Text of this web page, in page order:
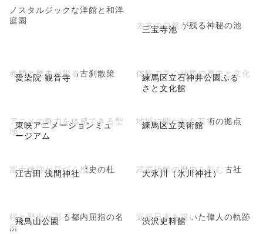
ノスタルジックな洋館と和洋
庭園
三宝寺池
太古の自然が残る神秘の池
愛染院 観音寺
赤門と歴史が彩る古刹散策
練馬区立石神井公園ふる
さと文化館
体験で学ぶ練馬の歴史と文化
東映アニメーションミュ
ージアム
アニメの魅力を体感できる聖
地
練馬区立美術館
地域に開かれた芸術の拠点
江古田 浅間神社
富士信仰が息づく歴史の杜 大氷川（氷川神社）
武運祈願の歴史を刻む古社
飛鳥山公園
桜と歴史が彩る都内屈指の名
所
渋沢史料館
近代日本を築いた偉人の軌跡